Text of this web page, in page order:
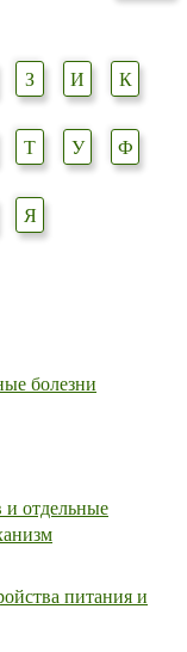
З И К
Т У Ф
Я
болезни
и отдельные
питания и